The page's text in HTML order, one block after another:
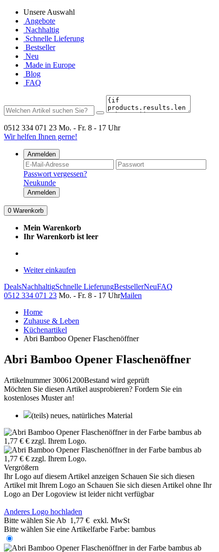
Unsere Auswahl
Angebote
Nachhaltig
Schnelle Lieferung
Bestseller
Neu
Made in Europe
Blog
FAQ
0512 334 071 23 Mo. - Fr. 8 - 17 Uhr
Wir helfen Ihnen gerne!
Anmelden
Passwort vergessen?
Neukunde
Anmelden
0 Warenkorb
Mein Warenkorb
Ihr Warenkorb ist leer
Weiter einkaufen
DealsNachhaltigSchnelle LieferungBestsellerNeuFAQ
0512 334 071 23 Mo. - Fr. 8 - 17 UhrMailen
Home
Zuhause & Leben
Küchenartikel
Abri Bamboo Opener Flaschenöffner
Abri Bamboo Opener Flaschenöffner
Artikelnummer 30061200Bestand wird geprüft
Möchten Sie diesen Artikel ausprobieren? Fordern Sie ein
kostenloses Muster an!
(teils) neues, natürliches Material
Vergrößern
Ihr Logo auf diesem Artikel anzeigen Schauen Sie sich diesen
Artikel mit Ihrem Logo an Schauen Sie sich diesen Artikel ohne Ihr
Logo an Der Logoview ist leider nicht verfügbar
Anderes Logo hochladen
Bitte wählen Sie Ab 1,77 € exkl. MwSt
Bitte wählen Sie eine Artikelfarbe Farbe: bambus